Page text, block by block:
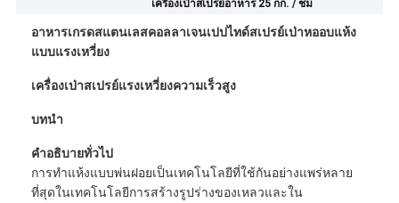
เครื่องเป่าสเปรย์อาหาร 25 กก. / ชม
อาหารเกรดสแตนเลสคอลลาเจนเปปไทด์สเปรย์เป่าหออบแห้ง
แบบแรงเหวี่ยง
เครื่องเป่าสเปรย์แรงเหวี่ยงความเร็วสูง
บทนำ
คำอธิบายทั่วไป
การทำแห้งแบบพ่นฝอยเป็นเทคโนโลยีที่ใช้กันอย่างแพร่หลาย
ที่สุดในเทคโนโลยีการสร้างรูปร่างของเหลวและใน